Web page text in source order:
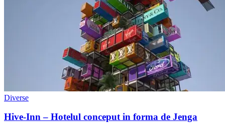
Diverse
Hive-Inn – Hotelul conceput in forma de Jenga